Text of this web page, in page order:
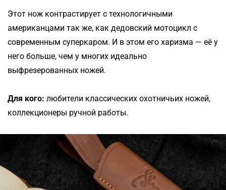
Этот нож контрастирует с технологичными
американцами так же, как дедовский мотоцикл с
современным суперкаром. И в этом его харизма — её у
него больше, чем у многих идеально
выфрезерованных ножей.
Для кого: любители классических охотничьих ножей,
коллекционеры ручной работы.